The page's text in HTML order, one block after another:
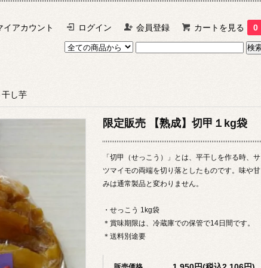
イアカウント ログイン 会員登録 カートを見る 0
干し芋
限定販売 【熟成】切甲１kg袋
「切甲（せっこう）」とは、平干しを作る時、サ
ツマイモの両端を切り落としたものです。味や甘
みは通常製品と変わりません。
・せっこう 1kg袋
＊賞味期限は、冷蔵庫での保管で14日間です。
＊送料別途要